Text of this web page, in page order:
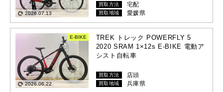
2026.07.13
買取方法 宅配
買取地域 愛媛県
E-BIKE
2026.06.22
TREK トレック POWERFLY 5
2020 SRAM 1×12s E-BIKE 電動ア
シスト自転車
買取方法 店頭
買取地域 兵庫県